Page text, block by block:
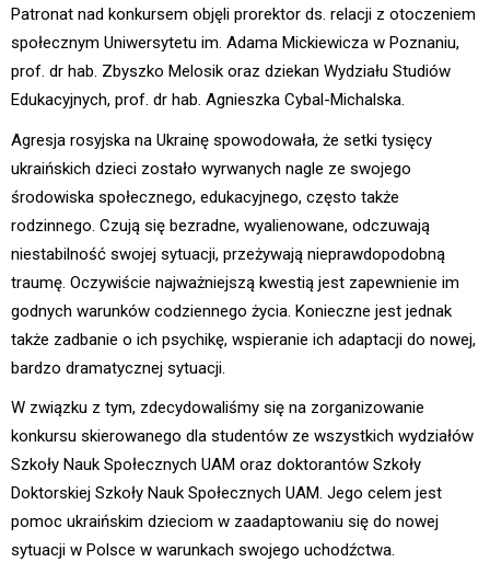
Patronat nad konkursem objęli prorektor ds. relacji z otoczeniem
społecznym Uniwersytetu im. Adama Mickiewicza w Poznaniu,
prof. dr hab. Zbyszko Melosik oraz dziekan Wydziału Studiów
Edukacyjnych, prof. dr hab. Agnieszka Cybal-Michalska.
Agresja rosyjska na Ukrainę spowodowała, że setki tysięcy
ukraińskich dzieci zostało wyrwanych nagle ze swojego
środowiska społecznego, edukacyjnego, często także
rodzinnego. Czują się bezradne, wyalienowane, odczuwają
niestabilność swojej sytuacji, przeżywają nieprawdopodobną
traumę. Oczywiście najważniejszą kwestią jest zapewnienie im
godnych warunków codziennego życia. Konieczne jest jednak
także zadbanie o ich psychikę, wspieranie ich adaptacji do nowej,
bardzo dramatycznej sytuacji.
W związku z tym, zdecydowaliśmy się na zorganizowanie
konkursu skierowanego dla studentów ze wszystkich wydziałów
Szkoły Nauk Społecznych UAM oraz doktorantów Szkoły
Doktorskiej Szkoły Nauk Społecznych UAM. Jego celem jest
pomoc ukraińskim dzieciom w zaadaptowaniu się do nowej
sytuacji w Polsce w warunkach swojego uchodźctwa.